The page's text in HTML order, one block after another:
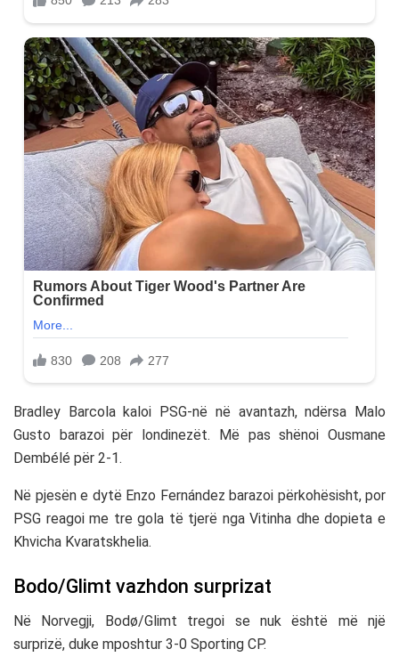
Bradley Barcolakaloi PSG-në në avantazh, ndërsa
Malo
Gusto barazoi për londinezët. Më pas shënoi Ousmane
Dembélé për 2-1.
Në pjesën e dytë Enzo Fernández barazoi përkohësisht, por
PSG reagoi me tre gola të tjerë ngaVitinha dhe dopieta e
Khvicha Kvaratskhelia.
Bodo/Glimt vazhdon surprizat
Në Norvegji, Bodø/Glimt tregoi se nuk është më një
surprizë, duke mposhtur 3-0 Sporting CP.